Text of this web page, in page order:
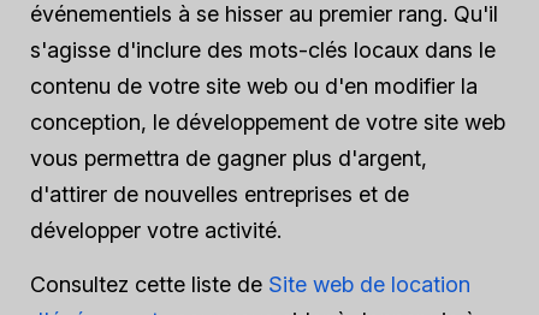
événementiels à se hisser au premier rang. Qu'il
s'agisse d'inclure des mots-clés locaux dans le
contenu de votre site web ou d'en modifier la
conception, le développement de votre site web
vous permettra de gagner plus d'argent,
d'attirer de nouvelles entreprises et de
développer votre activité.
Consultez cette liste de Site web de location